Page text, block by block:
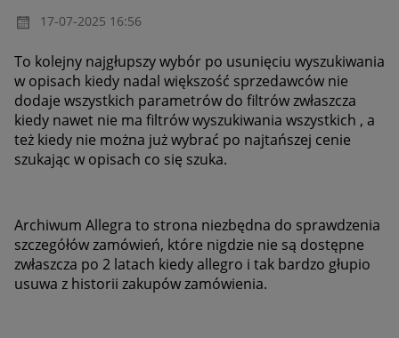
‎17-07-2025 16:56
To kolejny najgłupszy wybór po usunięciu wyszukiwania
w opisach kiedy nadal większość sprzedawców nie
dodaje wszystkich parametrów do filtrów zwłaszcza
kiedy nawet nie ma filtrów wyszukiwania wszystkich , a
też kiedy nie można już wybrać po najtańszej cenie
szukając w opisach co się szuka.
Archiwum Allegra to strona niezbędna do sprawdzenia
szczegółów zamówień, które nigdzie nie są dostępne
zwłaszcza po 2 latach kiedy allegro i tak bardzo głupio
usuwa z historii zakupów zamówienia.